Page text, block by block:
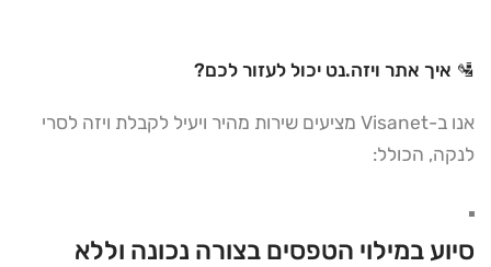
🛂 איך אתר ויזה.נט יכול לעזור לכם?
אנו ב-Visanet מציעים שירות מהיר ויעיל לקבלת ויזה לסרי
לנקה, הכולל:
סיוע במילוי הטפסים בצורה נכונה וללא